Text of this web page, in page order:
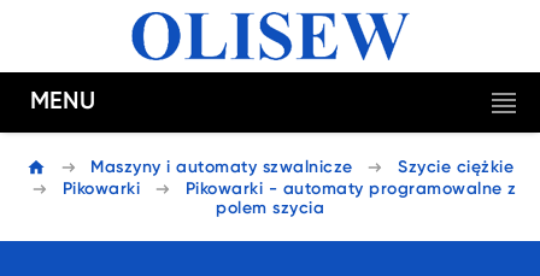
MENU
Maszyny i automaty szwalnicze
Szycie ciężkie
Pikowarki
Pikowarki - automaty programowalne z
polem szycia